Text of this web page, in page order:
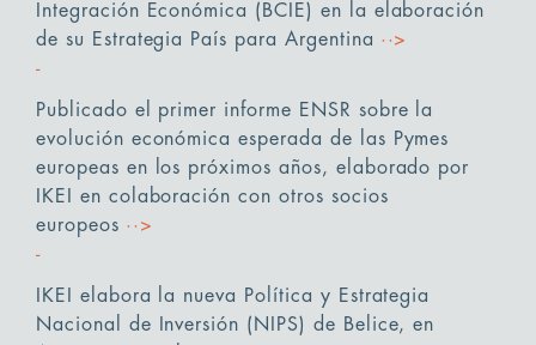
Integración Económica (BCIE) en la elaboración
de su Estrategia País para Argentina ··>
Publicado el primer informe ENSR sobre la
evolución económica esperada de las Pymes
europeas en los próximos años, elaborado por
IKEI en colaboración con otros socios
europeos ··>
IKEI elabora la nueva Política y Estrategia
Nacional de Inversión (NIPS) de Belice, en